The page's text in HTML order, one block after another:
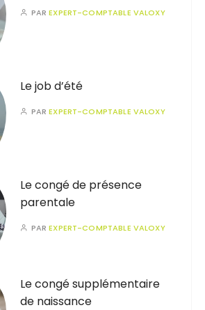
PAREXPERT-COMPTABLE VALOXY
Le job d’été
PAREXPERT-COMPTABLE VALOXY
Le congé de présence
parentale
PAREXPERT-COMPTABLE VALOXY
Le congé supplémentaire
de naissance